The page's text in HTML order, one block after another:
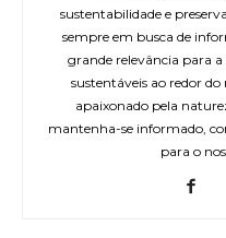
sustentabilidade e
sempre em busca de
grande relevância para a
sustentáveis ao redor
apaixonado pela
mantenha-se informado,
para o